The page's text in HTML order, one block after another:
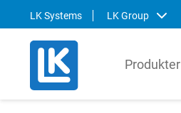
LK Systems LK Group
LK Systems
Produkter